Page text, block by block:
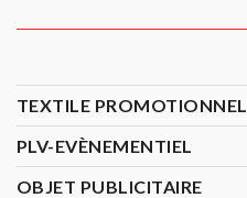
TEXTILE PROMOTIONNEL
PLV-EVÈNEMENTIEL
OBJET PUBLICITAIRE